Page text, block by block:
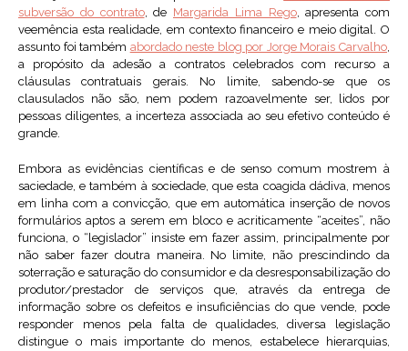
subversão do contrato, de Margarida Lima Rego, apresenta com
veemência esta realidade, em contexto financeiro e meio digital. O
assunto foi também abordado neste blog por Jorge Morais Carvalho,
a propósito da adesão a contratos celebrados com recurso a
cláusulas contratuais gerais. No limite, sabendo-se que os
clausulados não são, nem podem razoavelmente ser, lidos por
pessoas diligentes, a incerteza associada ao seu efetivo conteúdo é
grande.
Embora as evidências científicas e de senso comum mostrem à
saciedade, e também à sociedade, que esta coagida dádiva, menos
em linha com a convicção, que em automática inserção de novos
formulários aptos a serem em bloco e acriticamente “aceites”, não
funciona, o “legislador” insiste em fazer assim, principalmente por
não saber fazer doutra maneira. No limite, não prescindindo da
soterração e saturação do consumidor e da desresponsabilização do
produtor/prestador de serviços que, através da entrega de
informação sobre os defeitos e insuficiências do que vende, pode
responder menos pela falta de qualidades, diversa legislação
distingue o mais importante do menos, estabelece hierarquias,